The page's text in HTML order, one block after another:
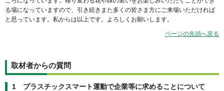
る場になっていますので、引き続きまた多くの皆さま方にご来場いただければ
と思っています。私からは以上です。よろしくお願いします。
ページの先頭へ戻る
取材者からの質問
1 プラスチックスマート運動で企業等に求めることについて